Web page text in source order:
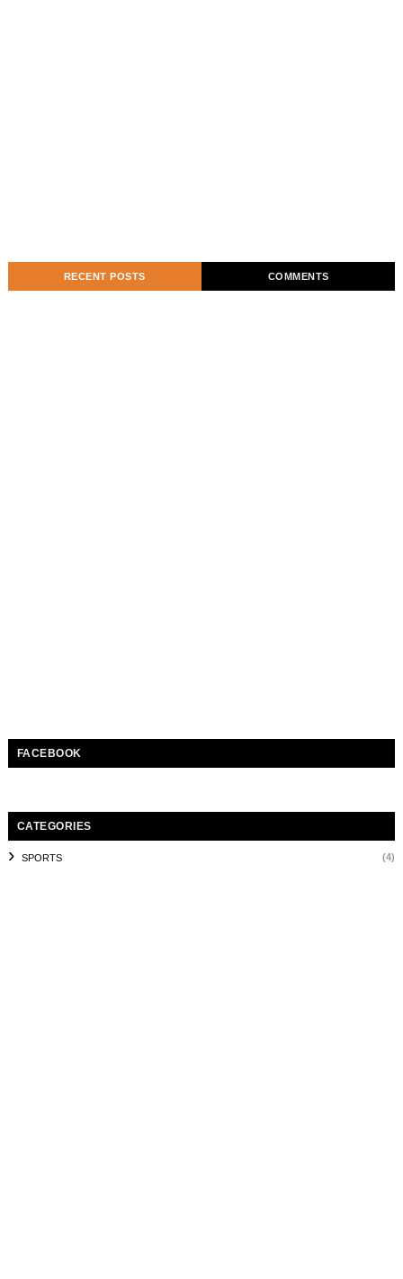
RECENT POSTS COMMENTS
FACEBOOK
CATEGORIES
SPORTS (4)